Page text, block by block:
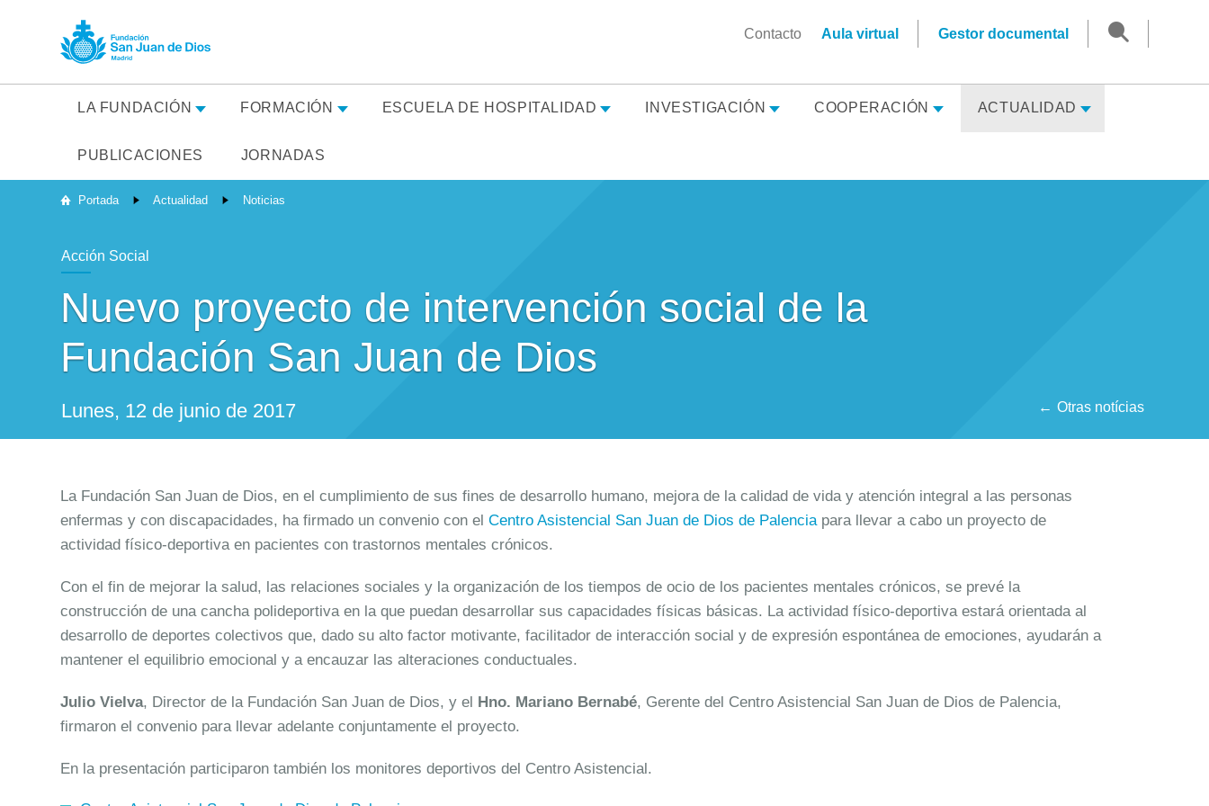
Contacto Aula virtual Gestor documental Buscar
LA FUNDACIÓN FORMACIÓN ESCUELA DE HOSPITALIDAD INVESTIGACIÓN COOPERACIÓN ACTUALIDAD
PUBLICACIONES JORNADAS
Portada Actualidad Noticias
Acción Social
Nuevo proyecto de intervención social de la
Fundación San Juan de Dios
Lunes, 12 de junio de 2017 Otras notícias
La Fundación San Juan de Dios, en el cumplimiento de sus fines de desarrollo humano, mejora de la calidad de vida y atención integral a las personas
enfermas y con discapacidades, ha firmado un convenio con el Centro Asistencial San Juan de Dios de Palenciapara llevar a cabo un proyecto de
actividad físico-deportiva en pacientes con trastornos mentales crónicos.
Con el fin de mejorar la salud, las relaciones sociales y la organización de los tiempos de ocio de los pacientes mentales crónicos, se prevé la
construcción de una cancha polideportiva en la que puedan desarrollar sus capacidades físicas básicas. La actividad físico-deportiva estará orientada al
desarrollo de deportes colectivos que, dado su alto factor motivante, facilitador de interacción social y de expresión espontánea de emociones, ayudarán a
mantener el equilibrio emocional y a encauzar las alteraciones conductuales.
Julio Vielva, Director de la Fundación San Juan de Dios, y el Hno. Mariano Bernabé, Gerente del Centro Asistencial San Juan de Dios de Palencia,
firmaron el convenio para llevar adelante conjuntamente el proyecto.
En la presentación participaron también los monitores deportivos del Centro Asistencial.